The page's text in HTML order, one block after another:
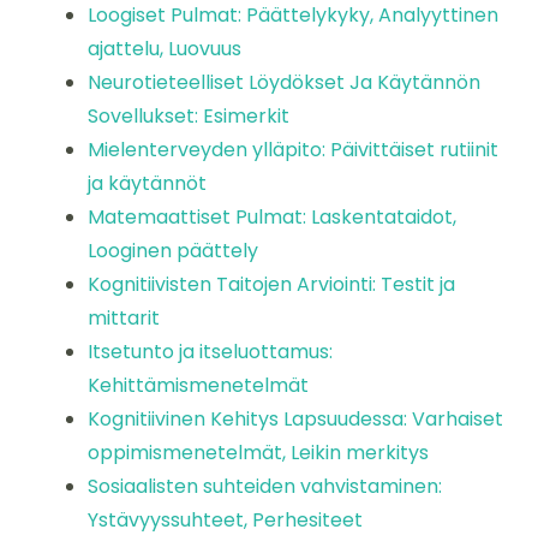
Loogiset Pulmat: Päättelykyky, Analyyttinen
ajattelu, Luovuus
Neurotieteelliset Löydökset Ja Käytännön
Sovellukset: Esimerkit
Mielenterveyden ylläpito: Päivittäiset rutiinit
ja käytännöt
Matemaattiset Pulmat: Laskentataidot,
Looginen päättely
Kognitiivisten Taitojen Arviointi: Testit ja
mittarit
Itsetunto ja itseluottamus:
Kehittämismenetelmät
Kognitiivinen Kehitys Lapsuudessa: Varhaiset
oppimismenetelmät, Leikin merkitys
Sosiaalisten suhteiden vahvistaminen:
Ystävyyssuhteet, Perhesiteet